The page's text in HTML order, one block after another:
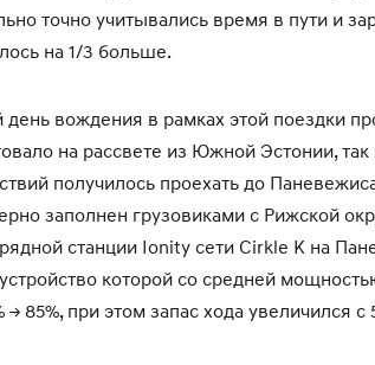
точно учитывались время в пути и
на 1/3 больше.
вождения в рамках этой поездки
на рассвете из Южной Эстонии,
получилось проехать до
заполнен грузовиками с Рижской
станции Ionity сети Cirkle K на
которой со средней
-> 85%, при этом запас хода увеличился